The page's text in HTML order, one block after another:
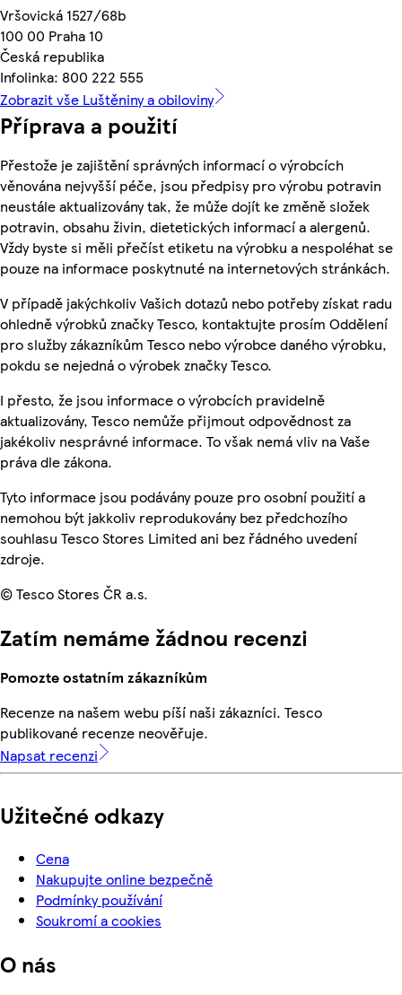
Vršovická 1527/68b
100 00 Praha 10
Česká republika
Infolinka: 800 222 555
Zobrazit vše Luštěniny a obiloviny
Příprava a použití
Přestože je zajištění správných informací o výrobcích
věnována nejvyšší péče, jsou předpisy pro výrobu potravin
neustále aktualizovány tak, že může dojít ke změně složek
potravin, obsahu živin, dietetických informací a alergenů.
Vždy byste si měli přečíst etiketu na výrobku a nespoléhat se
pouze na informace poskytnuté na internetových stránkách.
V případě jakýchkoliv Vašich dotazů nebo potřeby získat radu
ohledně výrobků značky Tesco, kontaktujte prosím Oddělení
pro služby zákazníkům Tesco nebo výrobce daného výrobku,
pokdu se nejedná o výrobek značky Tesco.
I přesto, že jsou informace o výrobcích pravidelně
aktualizovány, Tesco nemůže přijmout odpovědnost za
jakékoliv nesprávné informace. To však nemá vliv na Vaše
práva dle zákona.
Tyto informace jsou podávány pouze pro osobní použití a
nemohou být jakkoliv reprodukovány bez předchozího
souhlasu Tesco Stores Limited ani bez řádného uvedení
zdroje.
© Tesco Stores ČR a.s.
Zatím nemáme žádnou recenzi
Pomozte ostatním zákazníkům
Recenze na našem webu píší naši zákazníci. Tesco
publikované recenze neověřuje.
Napsat recenzi
Užitečné odkazy
Cena
Nakupujte online bezpečně
Podmínky používání
Soukromí a cookies
O nás